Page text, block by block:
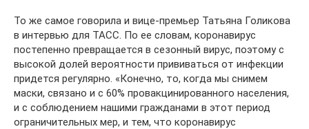
То же самое говорила и вице-премьер Татьяна Голикова
в интервью для ТАСС. По ее словам, коронавирус
постепенно превращается в сезонный вирус, поэтому с
высокой долей вероятности прививаться от инфекции
придется регулярно. «Конечно, то, когда мы снимем
маски, связано и с 60% провакцинированного населения,
и с соблюдением нашими гражданами в этот период
ограничительных мер, и тем, что коронавирус